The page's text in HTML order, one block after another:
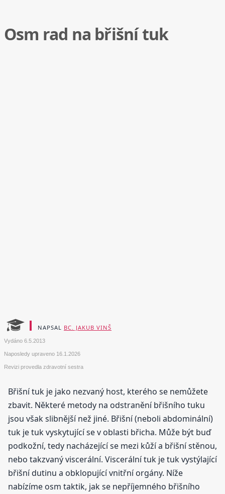
Osm rad na břišní tuk
NAPSAL BC. JAKUB VINŠ
Vydáno 6.5.2013
Naposledy upraveno 16.1.2026
Revizi provedla zdravotní sestra
Břišní tuk je jako nezvaný host, kterého se nemůžete
zbavit. Některé metody na odstranění břišního tuku
jsou však slibnější než jiné. Břišní (neboli abdominální)
tuk je tuk vyskytující se v oblasti břicha. Může být buď
podkožní, tedy nacházející se mezi kůží a břišní stěnou,
nebo takzvaný viscerální. Viscerální tuk je tuk vystýlající
břišní dutinu a obklopující vnitřní orgány. Níže
nabízíme osm taktik, jak se nepříjemného břišního